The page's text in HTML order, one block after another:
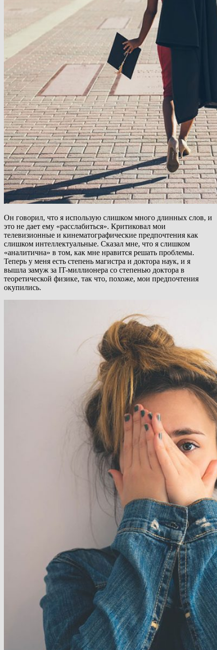
Он говорил, что я использую слишком много длинных слов, и
это не дает ему «расслабиться». Критиковал мои
телевизионные и кинематографические предпочтения как
слишком интеллектуальные. Сказал мне, что я слишком
«аналитична» в том, как мне нравится решать проблемы.
Теперь у меня есть степень магистра и доктора наук, и я
вышла замуж за IT-миллионера со степенью доктора в
теоретической физике, так что, похоже, мои предпочтения
окупились.